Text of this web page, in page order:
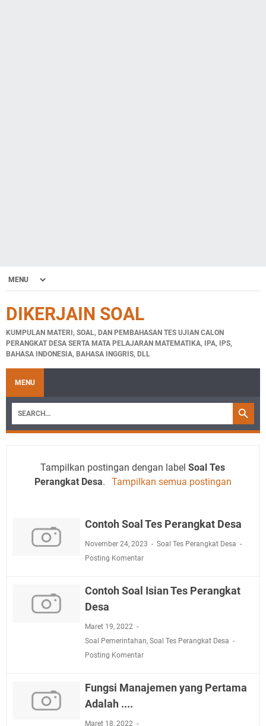
DIKERJAIN SOAL
KUMPULAN MATERI, SOAL, DAN PEMBAHASAN TES UJIAN CALON
PERANGKAT DESA SERTA MATA PELAJARAN MATEMATIKA, IPA, IPS,
BAHASA INDONESIA, BAHASA INGGRIS, DLL
MENU
Tampilkan postingan dengan labelSoal Tes
Perangkat Desa. Tampilkan semua postingan
Contoh Soal Tes Perangkat Desa
November 24, 2023
Soal Tes Perangkat Desa
Posting Komentar
Contoh Soal Isian Tes Perangkat
Desa
Maret 19, 2022
Soal Pemerintahan, Soal Tes Perangkat Desa
Posting Komentar
Fungsi Manajemen yang Pertama
Adalah ....
Maret 18, 2022